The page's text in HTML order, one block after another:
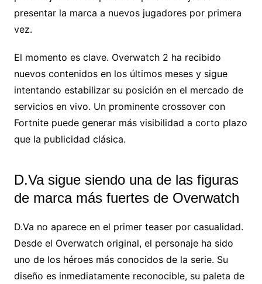
presentar la marca a nuevos jugadores por primera
vez.
El momento es clave. Overwatch 2 ha recibido
nuevos contenidos en los últimos meses y sigue
intentando estabilizar su posición en el mercado de
servicios en vivo. Un prominente crossover con
Fortnite puede generar más visibilidad a corto plazo
que la publicidad clásica.
D.Va sigue siendo una de las figuras
de marca más fuertes de Overwatch
D.Va no aparece en el primer teaser por casualidad.
Desde el Overwatch original, el personaje ha sido
uno de los héroes más conocidos de la serie. Su
diseño es inmediatamente reconocible, su paleta de